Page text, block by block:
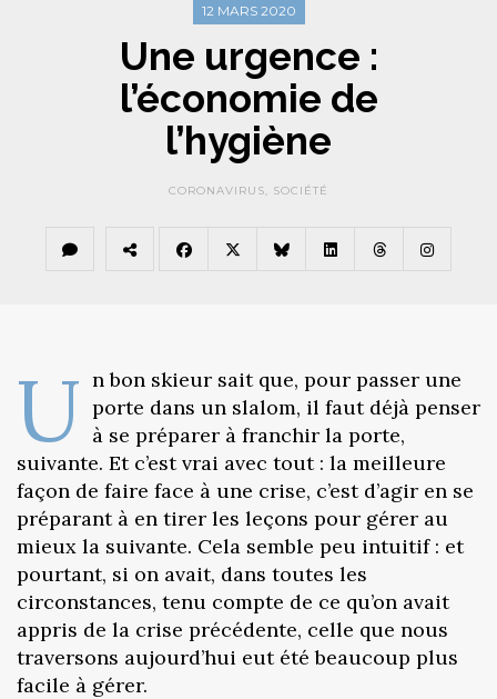
12 MARS 2020
Une urgence :
l’économie de
l’hygiène
CORONAVIRUS, SOCIÉTÉ
U n bon skieur sait que, pour passer une
porte dans un slalom, il faut déjà penser
à se préparer à franchir la porte,
suivante. Et c’est vrai avec tout : la meilleure
façon de faire face à une crise, c’est d’agir en se
préparant à en tirer les leçons pour gérer au
mieux la suivante. Cela semble peu intuitif : et
pourtant, si on avait, dans toutes les
circonstances, tenu compte de ce qu’on avait
appris de la crise précédente, celle que nous
traversons aujourd’hui eut été beaucoup plus
facile à gérer.